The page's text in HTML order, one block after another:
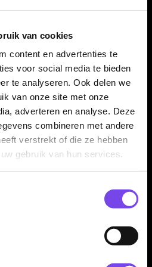
van cookies
content en advertenties te
voor social media te bieden
te analyseren. Ook delen we
van onze site met onze
adverteren en analyse. Deze
combineren met andere
verstrekt of die ze hebben
gebruik van hun services.
setup en extra onderdelen
50 Year Limited Edition wordt
stems en flights, Nitrotech
flights. Daardoor ontvang je een
setup-onderdelen.
50 Year Limited Edition 90%
in 22 gram. De barrel heeft een